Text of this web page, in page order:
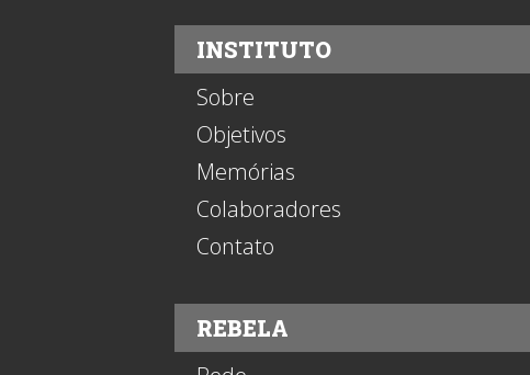
INSTITUTO
Sobre
Objetivos
Memórias
Colaboradores
Contato
REBELA